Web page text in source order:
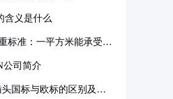
含义是什么
标准：一平方米能承受多
公司简介
头国标与欧标的区别及其